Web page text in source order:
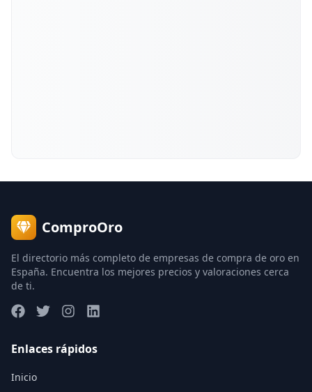
ComproOro
El directorio más completo de empresas de compra de oro en
España. Encuentra los mejores precios y valoraciones cerca
de ti.
Enlaces rápidos
Inicio